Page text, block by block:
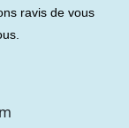
ravis de vous